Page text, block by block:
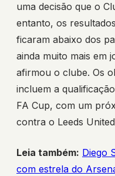
uma decisão que o
entanto, os
ficaram abaixo dos
ainda muito mais em
afirmou o clube. Os
incluem a
FA Cup, com um
contra o Leeds
Leia também: Diego
com estrela do